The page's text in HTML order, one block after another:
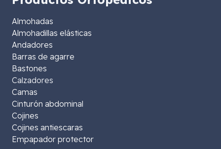
Almohadas
Almohadillas elásticas
Andadores
Barras de agarre
Bastones
Calzadores
Camas
Cinturón abdominal
Cojines
Cojines antiescaras
Empapador protector